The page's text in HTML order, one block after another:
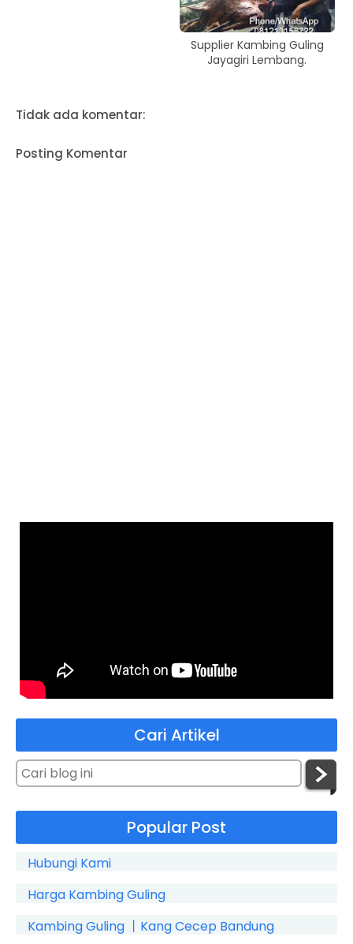
Supplier Kambing Guling
Jayagiri Lembang.
Tidak ada komentar:
Posting Komentar
Cari Artikel
Popular Post
Hubungi Kami
Harga Kambing Guling
Kambing Guling 丨Kang Cecep Bandung